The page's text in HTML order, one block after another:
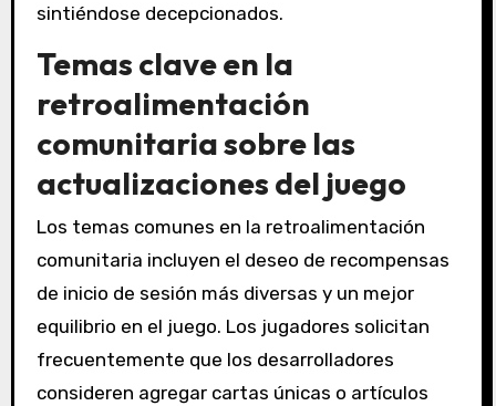
sintiéndose decepcionados.
Temas clave en la
retroalimentación
comunitaria sobre las
actualizaciones del juego
Los temas comunes en la retroalimentación
comunitaria incluyen el deseo de recompensas
de inicio de sesión más diversas y un mejor
equilibrio en el juego. Los jugadores solicitan
frecuentemente que los desarrolladores
consideren agregar cartas únicas o artículos